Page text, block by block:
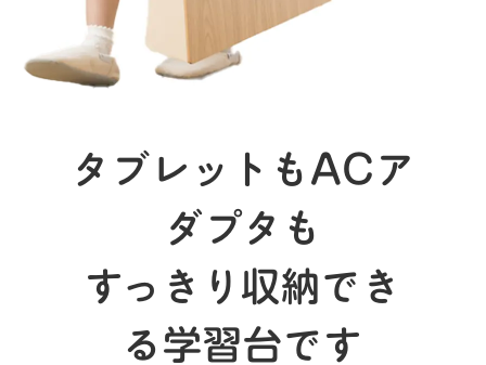
タブレットもACア
ダプタも
すっきり収納でき
る学習台です